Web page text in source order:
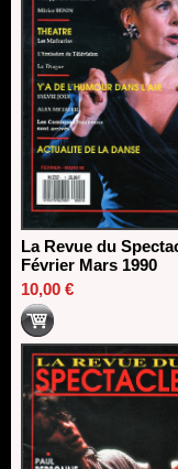
La Revue du
Février Mars 1990
10,00 €